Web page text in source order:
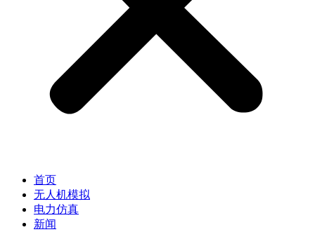
首页
无人机模拟
电力仿真
新闻